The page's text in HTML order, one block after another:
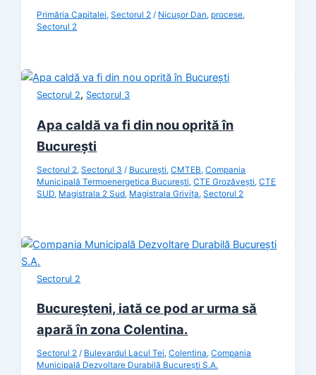
Primăria Capitalei,Sectorul 2 / Nicușor Dan, procese,
Sectorul 2
Sectorul 2, Sectorul 3
Apa caldă va fi din nou oprită în
București
Sectorul 2,Sectorul 3 / București,CMTEB,Compania
Municipală Termoenergetica București,CTE Grozăvești,CTE
SUD, Magistrala 2 Sud, Magistrala Grivița,Sectorul 2
Sectorul 2
Bucureșteni, iată ce pod ar urma să
apară în zona Colentina.
Sectorul 2 / Bulevardul Lacul Tei,Colentina,Compania
Municipală Dezvoltare Durabilă București S.A.